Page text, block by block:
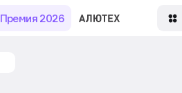
Премия 2026